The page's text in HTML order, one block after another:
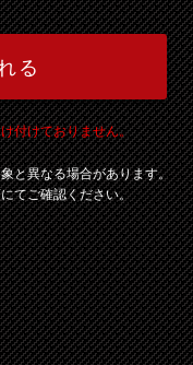
る
付けておりません。
と異なる場合があります。
てご確認ください。